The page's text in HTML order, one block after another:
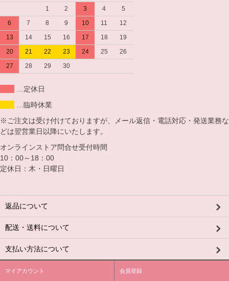
1
2 3 4
5
6
7 8 9 10 11
12
13
14 15 16 17 18
19
20
21 22 23 24 25
26
27
28 29 30
…定休日
…臨時休業
※ご注文は受け付けておりますが、メール返信・電話対応・発送業務な
どは翌営業日以降にいたします。
オンラインストア問合せ受付時間
10：00～18：00
定休日：木・日曜日
返品について
配送・送料について
支払い方法について
マイアカウント 会員登録